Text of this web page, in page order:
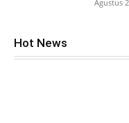
Agustus
Hot News